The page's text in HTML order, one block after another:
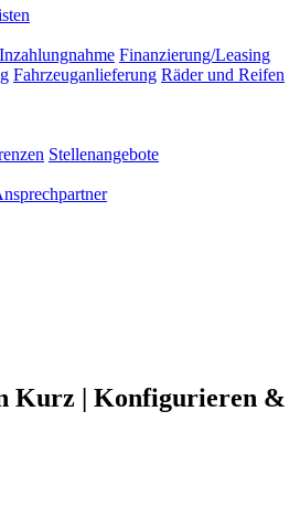
Inzahlungnahme Finanzierung/Leasing
Fahrzeuganlieferung Räder und Reifen
Stellenangebote
Kurz | Konfigurieren &